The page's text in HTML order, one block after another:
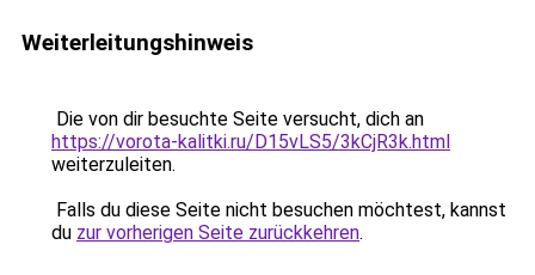
Weiterleitungshinweis
Die von dir besuchte Seite versucht, dich an
https://vorota-kalitki.ru/D15vLS5/3kCjR3k.html
weiterzuleiten.
Falls du diese Seite nicht besuchen möchtest, kannst
du zur vorherigen Seite zurückkehren.